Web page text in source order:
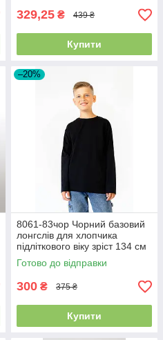
329,25 ₴ 439 ₴
Купити
–20%
8061-83чор Чорний базовий
лонгслів для хлопчика
підліткового віку зріст 134 см
Готово до відправки
300 ₴ 375 ₴
Купити